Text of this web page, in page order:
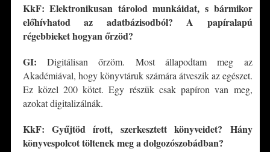
KkF: Elektronikusan tárolod munkáidat, s bármikor
előhívhatod az adatbázisodból? A papíralapú
régebbieket hogyan őrzöd?
GI: Digitálisan őrzöm. Most állapodtam meg az
Akadémiával, hogy könyvtáruk számára átveszik az egészet.
Ez közel 200 kötet. Egy részük csak papíron van meg,
azokat digitalizálnák.
KkF: Gyűjtöd írott, szerkesztett könyveidet? Hány
könyvespolcot töltenek meg adolgozószobádban?